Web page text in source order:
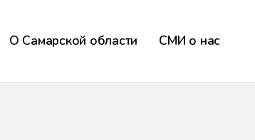
О Самарской области СМИ о нас